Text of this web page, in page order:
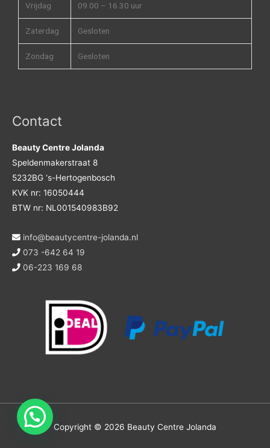
Vrijdag 09.00 – 16.30 uur
Zaterdag Gesloten
Zondag Gesloten
Contact
Beauty Centre Jolanda
Speldenmakerstraat 8
5232BG ‘s-Hertogenbosch
KVK nr: 16050444
BTW nr: NL001540983B92
info@beautycentre-jolanda.nl
073 -642 64 19
06-223 169 68
Copyright © 2026 Beauty Centre Jolanda